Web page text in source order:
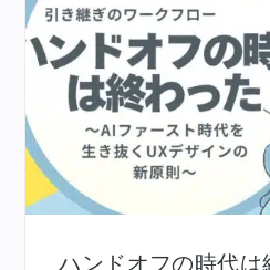
ハンドオフの時代